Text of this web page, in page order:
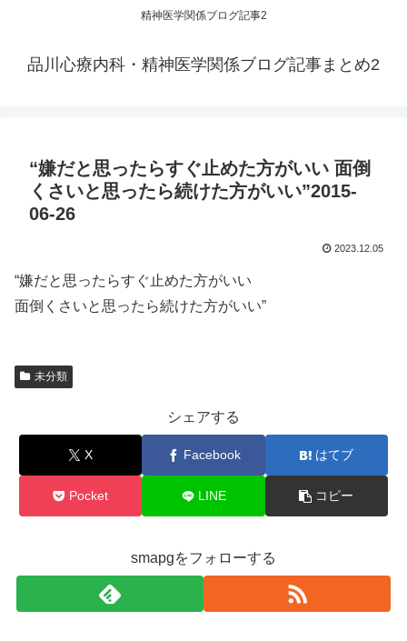
精神医学関係ブログ記事2
品川心療内科・精神医学関係ブログ記事まとめ2
“嫌だと思ったらすぐ止めた方がいい 面倒
くさいと思ったら続けた方がいい”2015-
06-26
2023.12.05
“嫌だと思ったらすぐ止めた方がいい
面倒くさいと思ったら続けた方がいい”
未分類
シェアする
X Facebook はてブ
Pocket LINE コピー
smapgをフォローする